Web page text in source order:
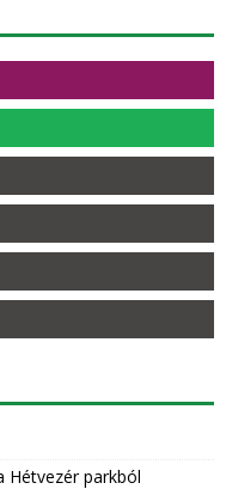
Hétvezér parkból